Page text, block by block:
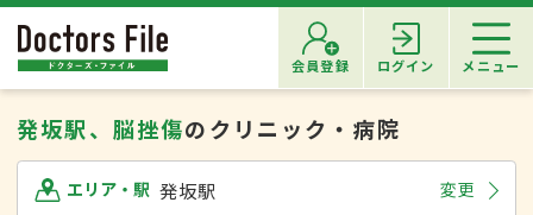
会員登録 ログイン メニュー
発坂駅、脳挫傷のクリニック・病院
エリア・駅 発坂駅 変更